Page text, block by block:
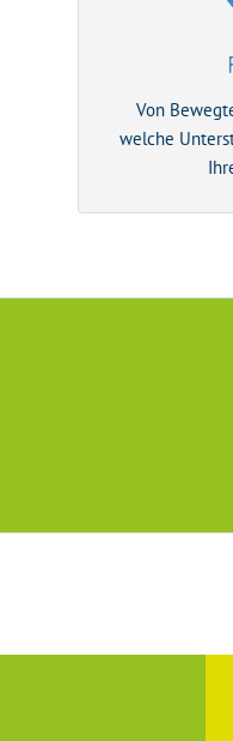
Von
welche